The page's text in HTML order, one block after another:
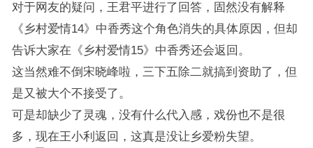
对于网友的疑问，王君平进行了回答，固然没有解释
《乡村爱情14》中香秀这个角色消失的具体原因，但却
告诉大家在《乡村爱情15》中香秀还会返回。
这当然难不倒宋晓峰啦，三下五除二就搞到资助了，但
是又被大个不接受了。
可是却缺少了灵魂，没有什么代入感，戏份也不是很
多，现在王小利返回，这真是没让乡爱粉失望。